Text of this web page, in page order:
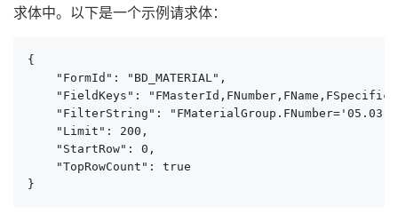
求体中。以下是一个示例请求体：
{
    "FormId": "BD_MATERIAL",
"FieldKeys":
"FilterString":
    "Limit": 200,
    "StartRow": 0,
    "TopRowCount": true
}